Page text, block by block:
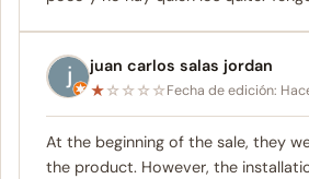
juan carlos salas jordan
★☆☆☆☆Fecha de edición:
At the beginning of the sale, they
the product. However, the